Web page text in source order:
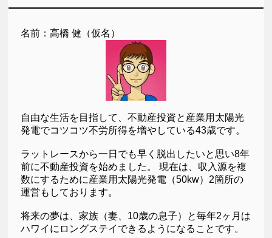
名前：高橋 健（仮名）
自由な生活を目指して、不動産投資と産業用太陽光
発電でコツコツ不労所得を増やしている43歳です。
ラットレースから一日でも早く脱出したいと思い8年
前に不動産投資を始めました。 現在は、収入源を複
数にするために産業用太陽光発電（50kw）2箇所の
運営もしております。
将来の夢は、家族（妻、10歳の息子）と毎年2ヶ月は
ハワイにロングステイできるようになることです。